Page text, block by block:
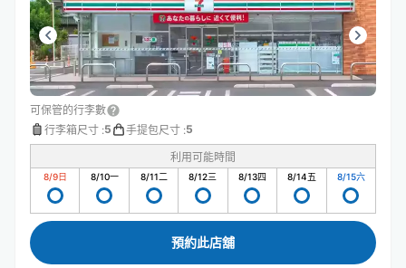
可保管的行李數
行李箱尺寸 :5 手提包尺寸 :5
利用可能時間
8/9日 8/10一 8/11二 8/12三 8/13四 8/14五 8/15六
預約此店舖